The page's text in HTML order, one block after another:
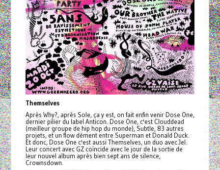
Themselves
Après Why?, après Sole, ça y est, on fait enfin venir Dose One,
dernier pilier du label Anticon. Dose One, c'est Clouddead
(meilleur groupe de hip hop du monde), Subtle, 83 autres
projets, et un flow dément entre Superman et Donald Duck.
Et donc, Dose One c'est aussi Themselves, un duo avec Jel.
Leur concert avec GZ coïncide avec le jour de la sortie de
leur nouvel album après bien sept ans de silence,
Crownsdown.